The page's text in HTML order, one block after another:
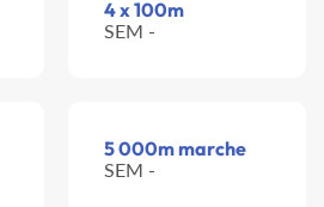
4 x 100m
SEM -
5 000m marche
SEM -